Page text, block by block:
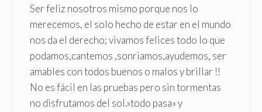
Ser feliz nosotros mismo porque nos lo
merecemos, el solo hecho de estar en el mundo
nos da el derecho; vivamos felices todo lo que
podamos,cantemos ,sonriamos,ayudemos, ser
amables con todos buenos o malos y brillar !!
No es fácil en las pruebas pero sin tormentas
no disfrutamos del sol.»todo pasa» y